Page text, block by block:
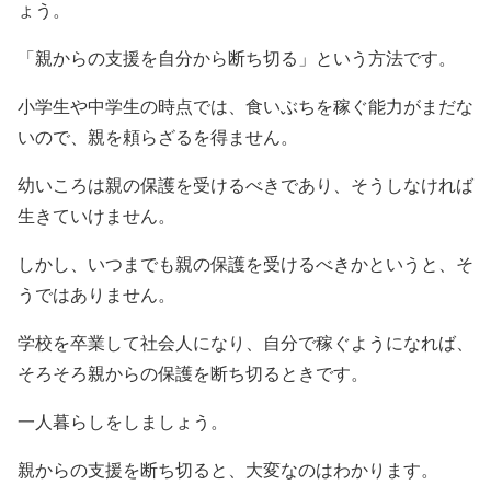
ょう。
「親からの支援を自分から断ち切る」という方法です。
小学生や中学生の時点では、食いぶちを稼ぐ能力がまだな
いので、親を頼らざるを得ません。
幼いころは親の保護を受けるべきであり、そうしなければ
生きていけません。
しかし、いつまでも親の保護を受けるべきかというと、そ
うではありません。
学校を卒業して社会人になり、自分で稼ぐようになれば、
そろそろ親からの保護を断ち切るときです。
一人暮らしをしましょう。
親からの支援を断ち切ると、大変なのはわかります。